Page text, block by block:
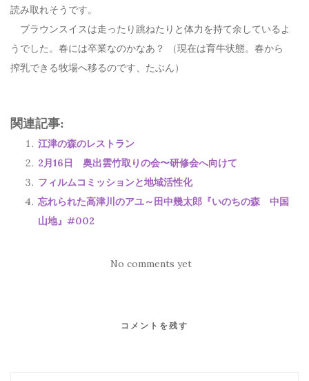
読み取れそうです。
ブラウンスイスは走ったり跳ねたりと体力を持て余しているよ
うでした。春には卒業なのかなあ？ （現在は育牛状態。春から
搾乳できる牧場へ移るのです、たぶん）
関連記事:
江津の森のレストラン
2月16日 奥出雲竹取りの会〜研修会へ向けて
フィルムコミッションと地域活性化
忘れられた高津川のアユ～田中幾太郎『いのちの森 中国
山地』#002
No comments yet
コメントを残す